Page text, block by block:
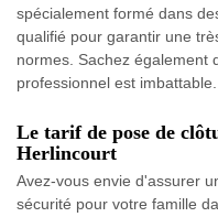
spécialement formé dans
qualifié pour garantir une
normes. Sachez également
professionnel est imbattable.
Le tarif de pose de
Herlincourt
Avez-vous envie d'assurer
sécurité pour votre famille